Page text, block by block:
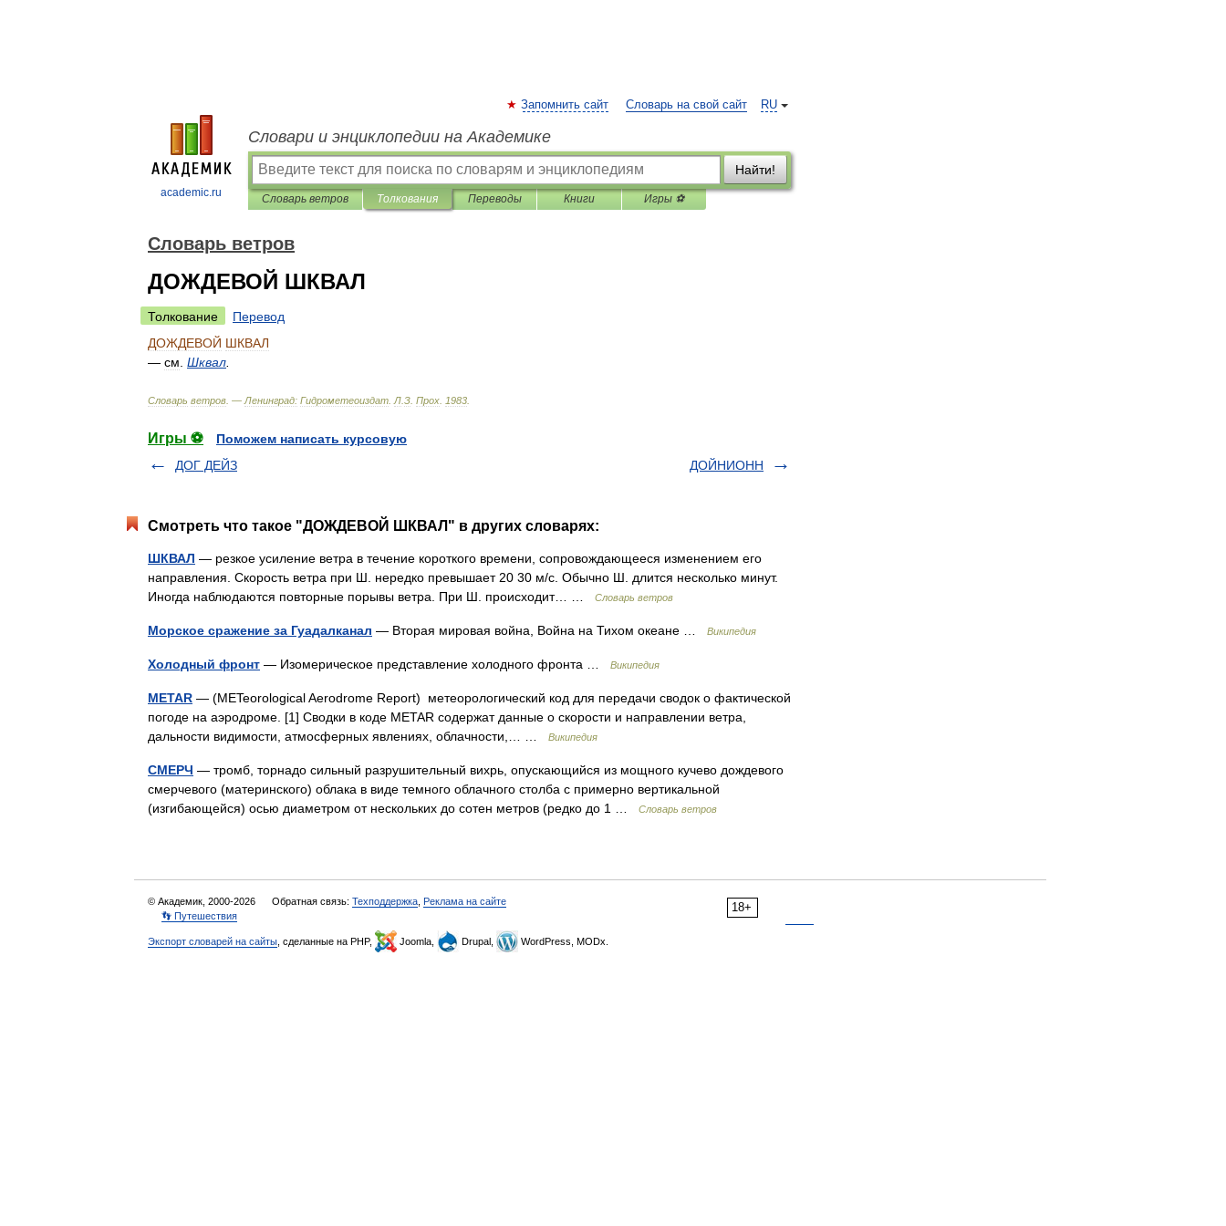
academic.ru
RU
Запомнить сайт Словарь на свой сайт
Словари и энциклопедии на Академике
Найти!
Словарь ветров Толкования Переводы Книги Игры ⚽
Словарь ветров
ДОЖДЕВОЙ ШКВАЛ
Толкование
Перевод
ДОЖДЕВОЙ ШКВАЛ
— см Шквал
Словарь ветров . — Ленинград: Гидрометеоиздат Л З Прох 1983
Игры ⚽
Поможем написать курсовую
ДОГ ДЕЙЗ
ДОЙНИОНН
Смотреть что такое "ДОЖДЕВОЙ ШКВАЛ" в других словарях:
ШКВАЛ — резкое усиление ветра в течение короткого времени, сопровождающееся изменением его
направления. Скорость ветра при Ш. нередко превышает 20 30 м/с. Обычно Ш. длится несколько минут.
Иногда наблюдаются повторные порывы ветра. При Ш. происходит… …
Словарь ветров
Морское сражение за Гуадалканал — Вторая мировая война, Война на Тихом океане … Википедия
Холодный фронт — Изомерическое представление холодного фронта … Википедия
METAR — (METeorological Aerodrome Report) метеорологический код для передачи сводок о фактической
погоде на аэродроме. [1] Сводки в коде METAR содержат данные о скорости и направлении ветра,
дальности видимости, атмосферных явлениях, облачности,… …
Википедия
СМЕРЧ — тромб, торнадо сильный разрушительный вихрь, опускающийся из мощного кучево дождевого
смерчевого (материнского) облака в виде темного облачного столба с примерно вертикальной
(изгибающейся) осью диаметром от нескольких до сотен метров (редко до 1 …
Словарь ветров
18+
© Академик, 2000-2026 Обратная связь: Техподдержка Реклама на сайте
👣 Путешествия
Экспорт словарей на сайты , сделанные на PHP, Joomla, Drupal, WordPress, MODx.